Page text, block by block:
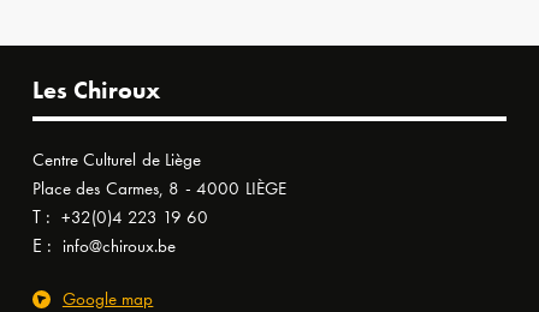
Les Chiroux
Centre Culturel de Liège
Place des Carmes, 8 - 4000 LIÈGE
T : +32(0)4 223 19 60
E : info@chiroux.be
Google map